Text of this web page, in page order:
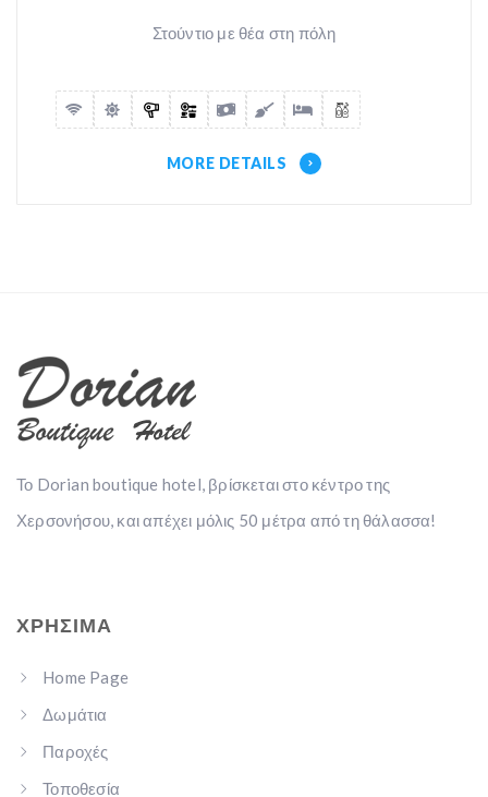
Στούντιο με θέα στη πόλη
MORE DETAILS
Το Dorian boutique hotel, βρίσκεται στο κέντρο της
Χερσονήσου, και απέχει μόλις 50 μέτρα από τη θάλασσα!
ΧΡΉΣΙΜΑ
Home Page
Δωμάτια
Παροχές
Τοποθεσία